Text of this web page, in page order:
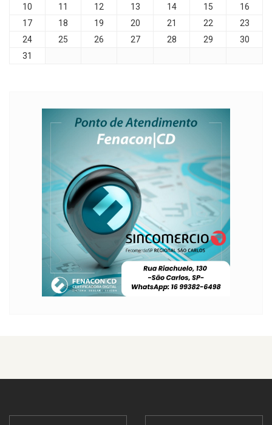
10
11 12 13 14 15
16
17
18 19 20 21 22
23
24
25 26 27 28 29
30
31